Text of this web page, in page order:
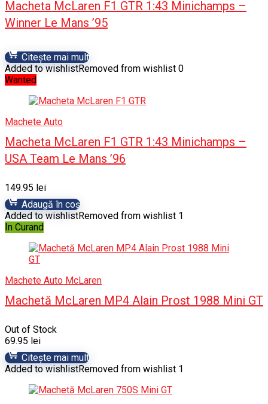
Macheta McLaren F1 GTR 1:43 Minichamps –
Winner Le Mans ’95
Citește mai mult
Added to wishlistRemoved from wishlist 0
Wanted
Machete Auto
Macheta McLaren F1 GTR 1:43 Minichamps –
USA Team Le Mans ’96
149.95 lei
Adaugă în coș
Added to wishlistRemoved from wishlist 1
In Curand
Machete Auto McLaren
Machetă McLaren MP4 Alain Prost 1988 Mini GT
Out of Stock
69.95 lei
Citește mai mult
Added to wishlistRemoved from wishlist 1